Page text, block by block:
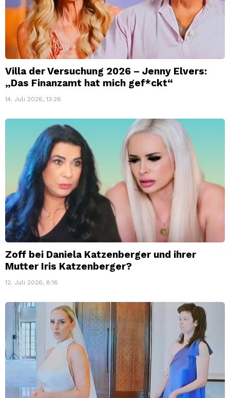
Villa der Versuchung 2026 – Jenny Elvers:
„Das Finanzamt hat mich gef*ckt“
14. Juli 2026, 13:28
Zoff bei Daniela Katzenberger und ihrer
Mutter Iris Katzenberger?
12. Juli 2026, 8:16